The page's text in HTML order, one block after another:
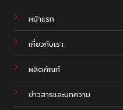
หน้าแรก
เกี่ยวกับเรา
ผลิตภัณฑ์
ข่าวสารและบทความ